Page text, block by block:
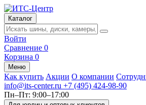
Каталог
Войти
Сравнение 0
Корзина 0
Меню
Как купить Акции О компании
info@its-center.ru +7 (495) 424-98-90
Пн–Пт: 9:00–17:00